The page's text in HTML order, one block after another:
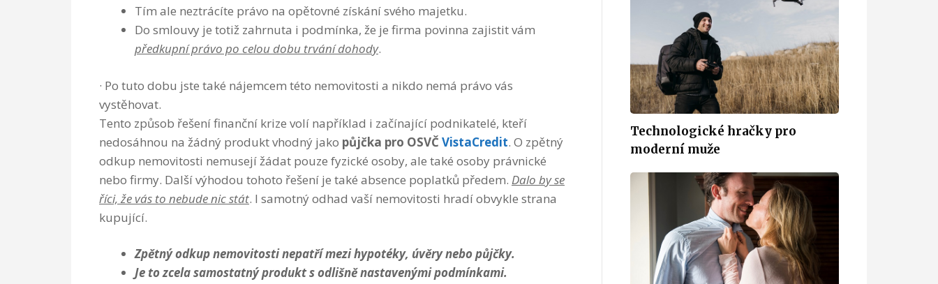
Tím ale neztrácíte právo na opětovné získání svého majetku.
Do smlouvy je totiž zahrnuta i podmínka, že je firma povinna zajistit vám
předkupní právo po celou dobu trvání dohody.
· Po tuto dobu jste také nájemcem této nemovitosti a nikdo nemá právo vás
vystěhovat.
Tento způsob řešení finanční krize volí například i začínající podnikatelé, kteří
nedosáhnou na žádný produkt vhodný jako půjčka pro OSVČ VistaCredit. O zpětný
odkup nemovitosti nemusejí žádat pouze fyzické osoby, ale také osoby právnické
nebo firmy. Další výhodou tohoto řešení je také absence poplatků předem. Dalo by se
říci, že vás to nebude nic stát. I samotný odhad vaší nemovitosti hradí obvykle strana
kupující.
Zpětný odkup nemovitosti nepatří mezi hypotéky, úvěry nebo půjčky.
Je to zcela samostatný produkt s odlišně nastavenými podmínkami.
Technologické hračky pro
moderní muže